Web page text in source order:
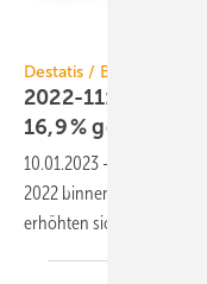
Destatis / Baupreisindex
2022-11:
16,9 %gestiegen
10.01.2023 -
2022 binnen Jahresfrist
erhöhten sich die